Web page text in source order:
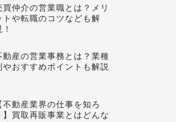
買仲介の営業職とは？メリ
トや転職のコツなども解
動産の営業事務とは？業種
やおすすめポイントも解説
不動産業界の仕事を知ろ
】買取再販事業とはどんな